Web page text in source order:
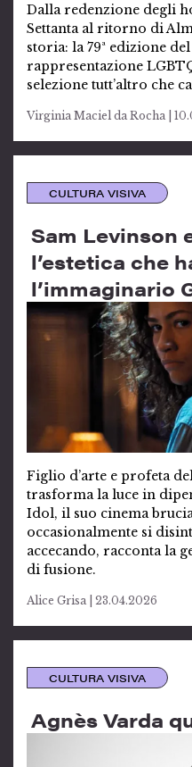
Dalla redenzione degli
Settanta al ritorno di
storia: la 79ª edizione
rappresentazione
selezione tutt’altro che
Virginia Maciel da Rocha |
CULTURA VISIVA
Sam Levinson
l’estetica che
l’immaginario
Figlio d’arte e profeta
trasforma la luce in
Idol, il suo cinema
occasionalmente si
accecando, racconta la
di fusione.
Alice Grisa | 23.04.2026
CULTURA VISIVA
Agnès Varda